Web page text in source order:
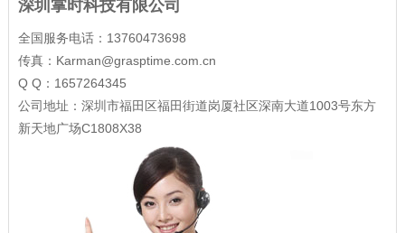
深圳掌时科技有限公司
全国服务电话：13760473698
传真：Karman@grasptime.com.cn
Q Q：1657264345
公司地址：深圳市福田区福田街道岗厦社区深南大道1003号东方
新天地广场C1808X38